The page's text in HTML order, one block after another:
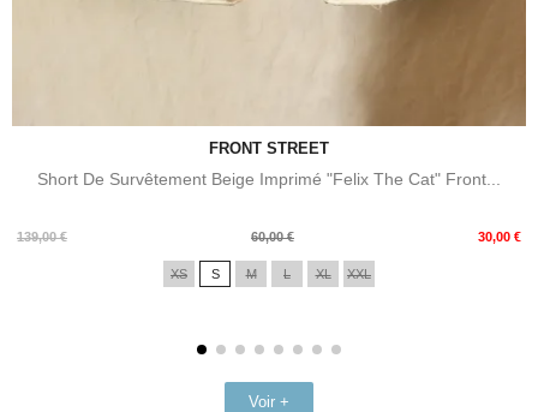
FRONT STREET
Short De Survêtement Beige Imprimé "Felix The Cat" Front...
139,00 €
Prix
60,00 € 30,00 €
Prix
XS S M L XL XXL
Voir +